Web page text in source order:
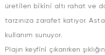
üretilen bikini altı rahat ve
tarzınıza zarafet katıyor.
kullanım sunuyor.
Plajın keyfini çıkarırken